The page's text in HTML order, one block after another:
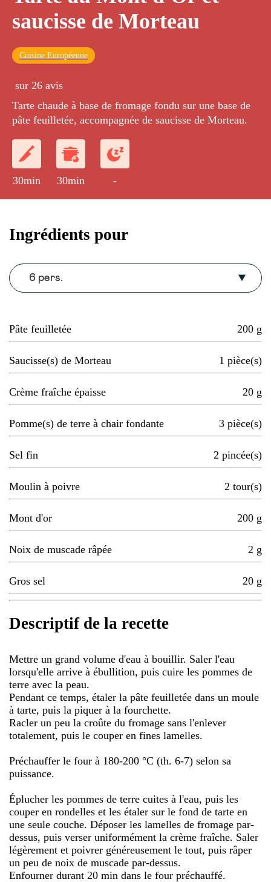
saucisse de Morteau
Cuisine Européenne
sur 26 avis
Tarte chaude à base de fromage fondu sur une base de
pâte feuilletée, accompagnée de saucisse de Morteau.
30min 30min -
Ingrédients pour
6 pers.
Pâte feuilletée 200 g
Saucisse(s) de Morteau 1 pièce(s)
Crème fraîche épaisse 20 g
Pomme(s) de terre à chair fondante 3 pièce(s)
Sel fin 2 pincée(s)
Moulin à poivre 2 tour(s)
Mont d'or 200 g
Noix de muscade râpée 2 g
Gros sel 20 g
Descriptif de la recette
Mettre un grand volume d'eau à bouillir. Saler l'eau
lorsqu'elle arrive à ébullition, puis cuire les pommes de
terre avec la peau.
Pendant ce temps, étaler la pâte feuilletée dans un moule
à tarte, puis la piquer à la fourchette.
Racler un peu la croûte du fromage sans l'enlever
totalement, puis le couper en fines lamelles.
Préchauffer le four à 180-200 °C (th. 6-7) selon sa
puissance.
Éplucher les pommes de terre cuites à l'eau, puis les
couper en rondelles et les étaler sur le fond de tarte en
une seule couche. Déposer les lamelles de fromage par-
dessus, puis verser uniformément la crème fraîche. Saler
légèrement et poivrer généreusement le tout, puis râper
un peu de noix de muscade par-dessus.
Enfourner durant 20 min dans le four préchauffé.